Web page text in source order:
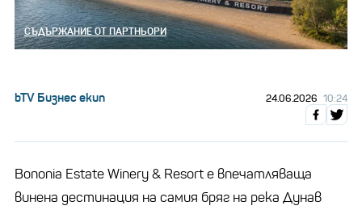
СЪДЪРЖАНИЕ ОТ ПАРТНЬОРИ
bTV Бизнес екип 24.06.2026 10:24
Bononia Estate Winery & Resort е впечатляваща
винена дестинация на самия бряг на река Дунав